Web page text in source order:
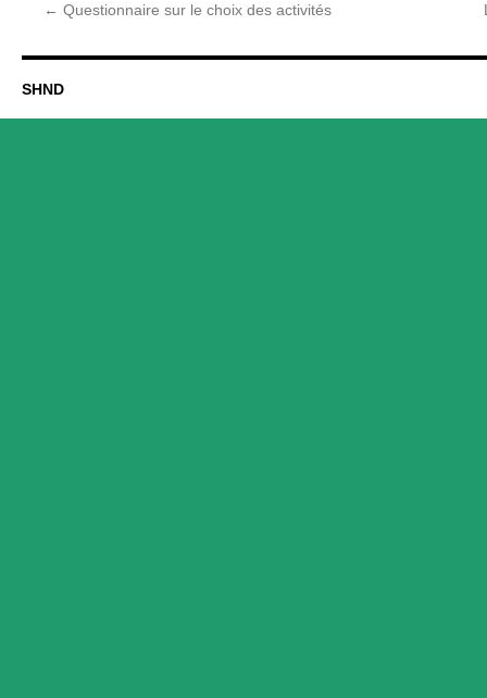
← Questionnaire sur le choix des activités
SHND